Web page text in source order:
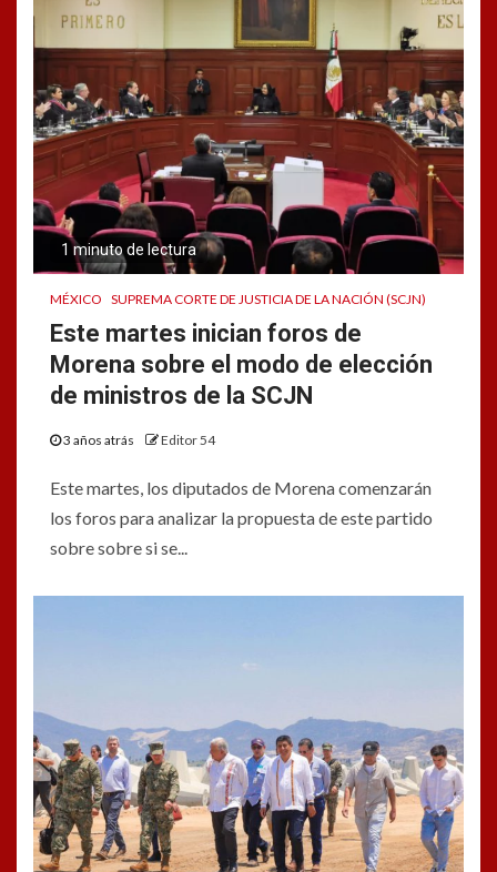
1 minuto de lectura
MÉXICO SUPREMA CORTE DE JUSTICIA DE LA NACIÓN (SCJN)
Este martes inician foros de
Morena sobre el modo de elección
de ministros de la SCJN
3 años atrás Editor 54
Este martes, los diputados de Morena comenzarán
los foros para analizar la propuesta de este partido
sobre sobre si se...